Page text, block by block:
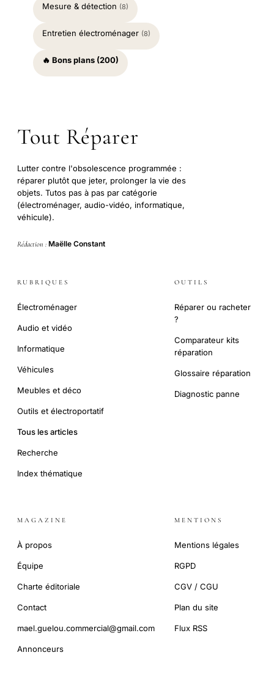
Mesure & détection (8)
Entretien électroménager (8)
🔥 Bons plans (200)
Tout Réparer
Lutter contre l'obsolescence programmée :
réparer plutôt que jeter, prolonger la vie des
objets. Tutos pas à pas par catégorie
(électroménager, audio-vidéo, informatique,
véhicule).
Rédaction : Maëlle Constant
RUBRIQUES
Électroménager
Audio et vidéo
Informatique
Véhicules
Meubles et déco
Outils et électroportatif
Tous les articles
Recherche
Index thématique
OUTILS
Réparer ou racheter
?
Comparateur kits
réparation
Glossaire réparation
Diagnostic panne
MAGAZINE
À propos
Équipe
Charte éditoriale
Contact
mael.guelou.commercial@gmail.com
Annonceurs
MENTIONS
Mentions légales
RGPD
CGV / CGU
Plan du site
Flux RSS